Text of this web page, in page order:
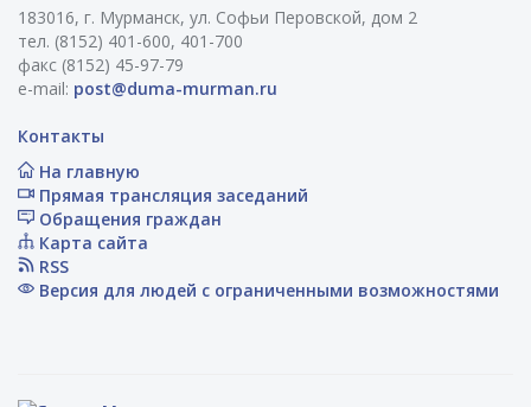
183016, г. Мурманск, ул. Софьи Перовской, дом 2
тел. (8152) 401-600, 401-700
факс (8152) 45-97-79
e-mail: post@duma-murman.ru
Контакты
На главную
Прямая трансляция заседаний
Обращения граждан
Карта сайта
RSS
Версия для людей с ограниченными возможностями